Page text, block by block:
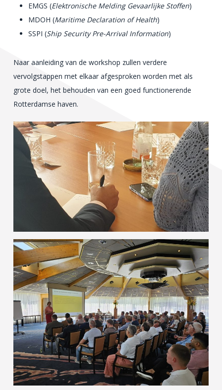
EMGS (Elektronische Melding Gevaarlijke Stoffen)
MDOH (Maritime Declaration of Health)
SSPI (Ship Security Pre-Arrival Information)
Naar aanleiding van de workshop zullen verdere
vervolgstappen met elkaar afgesproken worden met als
grote doel, het behouden van een goed functionerende
Rotterdamse haven.